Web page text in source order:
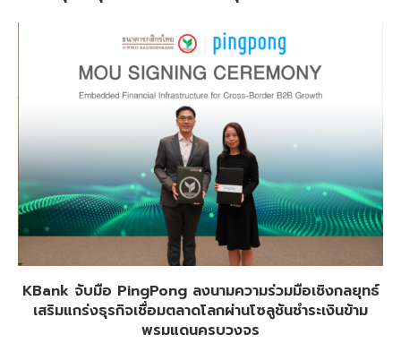
KBank จับมือ PingPong ลงนามความร่วมมือเชิงกลยุทธ์
เสริมแกร่งธุรกิจเชื่อมตลาดโลกผ่านโซลูชันชำระเงินข้าม
พรมแดนครบวงจร